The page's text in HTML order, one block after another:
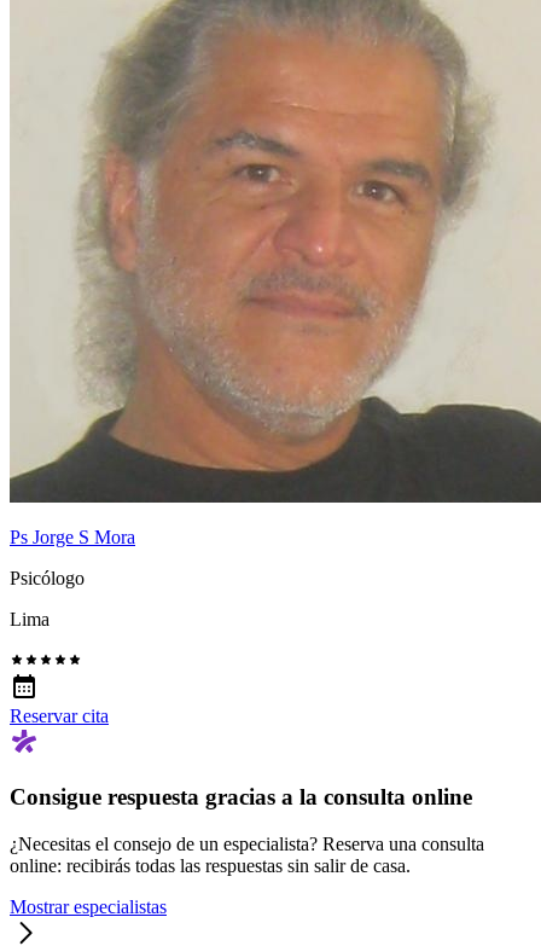
Ps Jorge S Mora
Psicólogo
Lima
Reservar cita
Consigue respuesta gracias a la consulta online
¿Necesitas el consejo de un especialista? Reserva una consulta
online: recibirás todas las respuestas sin salir de casa.
Mostrar especialistas